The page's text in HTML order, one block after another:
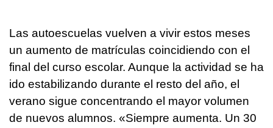
Las autoescuelas vuelven a vivir estos meses
un aumento de matrículas coincidiendo con el
final del curso escolar. Aunque la actividad se ha
ido estabilizando durante el resto del año, el
verano sigue concentrando el mayor volumen
de nuevos alumnos. «Siempre aumenta. Un 30